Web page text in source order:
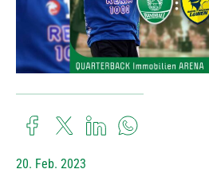
20. Feb. 2023